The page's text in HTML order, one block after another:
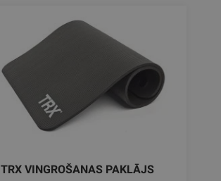
TRX VINGROŠANAS PAKLĀJS